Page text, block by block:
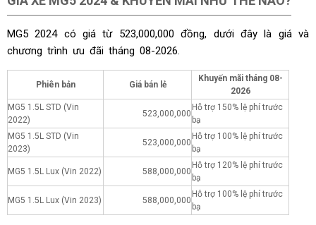
MG5 2024 có giá từ 523,000,000 đồng, dưới đây là giá và
chương trình ưu đãi tháng 08-2026.
Phiên bản Giá bán lẻ
Khuyến mãi tháng 08-
2026
MG5 1.5L STD (Vin
2022)
523,000,000
Hỗ trợ 150% lệ phí trước
bạ
MG5 1.5L STD (Vin
2023)
523,000,000
Hỗ trợ 100% lệ phí trước
bạ
MG5 1.5L Lux (Vin 2022) 588,000,000
Hỗ trợ 120% lệ phí trước
bạ
MG5 1.5L Lux (Vin 2023) 588,000,000
Hỗ trợ 100% lệ phí trước
bạ